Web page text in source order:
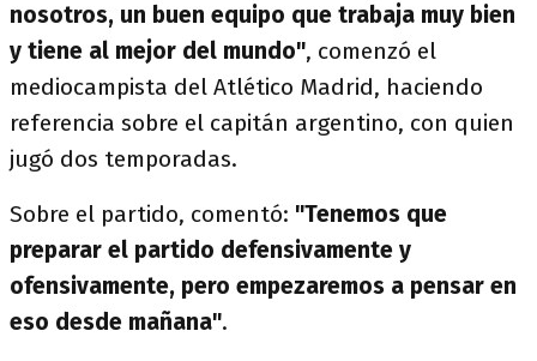
nosotros, un buen equipo que trabaja muy bien
y tiene al mejor del mundo", comenzó el
mediocampista del Atlético Madrid, haciendo
referencia sobre el capitán argentino, con quien
jugó dos temporadas.
Sobre el partido, comentó: "Tenemos que
preparar el partido defensivamente y
ofensivamente, pero empezaremos a pensar en
eso desde mañana".